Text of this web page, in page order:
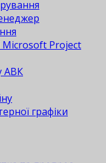
Microsoft Project
АВК
графіки